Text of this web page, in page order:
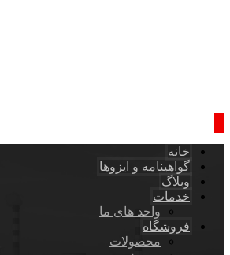
خانه
گواهینامه و ایزوها
وبلاگ
خدمات
واحد های ما
فروشگاه
محصولات